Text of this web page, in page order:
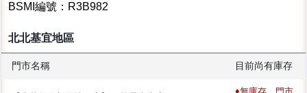
BSMI編號：R3B982
北北基宜地區
門市名稱 目前尚有庫存